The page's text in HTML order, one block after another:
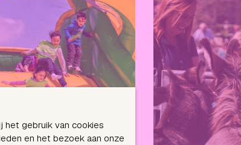
het gebruik van cookies
en het bezoek aan onze